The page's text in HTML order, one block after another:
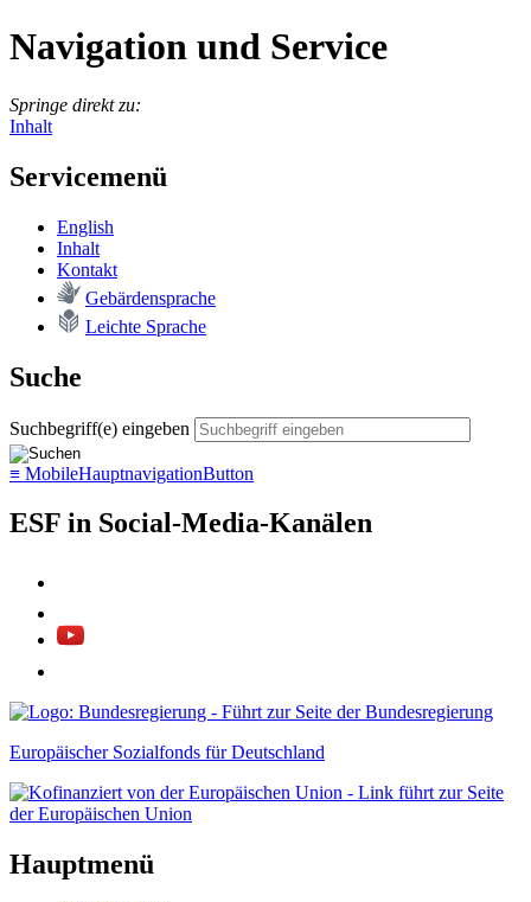
Navigation und Service
Springe direkt zu:
Inhalt
Servicemenü
English
In­halt
Kon­takt
Ge­bär­den­spra­che
Leich­te Spra­che
Suche
Suchbegriff(e) eingeben
≡ MobileHauptnavigationButton
ESF in Social-Media-Kanälen
Europäischer Sozialfonds für Deutschland
Hauptmenü